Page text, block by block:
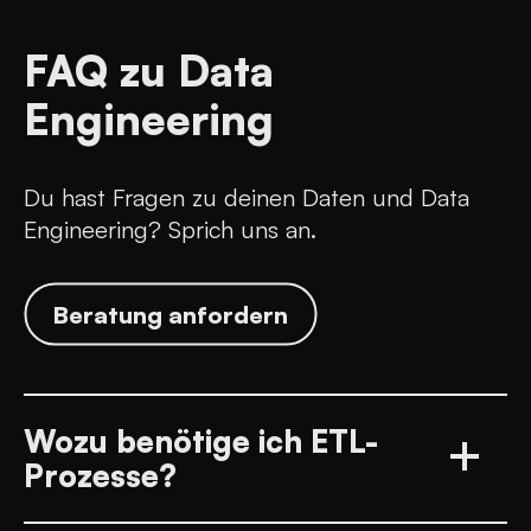
FAQ zu Data
Engineering
Du hast Fragen zu deinen Daten und Data
Engineering? Sprich uns an.
Wozu benötige ich ETL-
Prozesse?
Beratung anfordern